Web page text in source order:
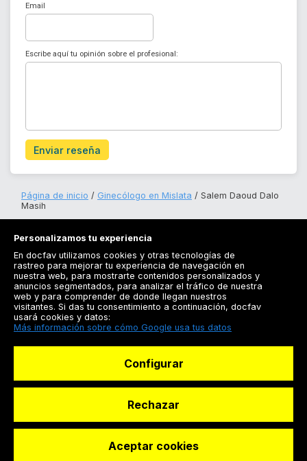
Email
Escribe aquí tu opinión sobre el profesional:
Enviar reseña
Página de inicio Ginecólogo en Mislata
Salem Daoud Dalo
Masih
Registrarse
Docfav
© Dashboard Technologies S.L
Personalizamos tu experiencia
En docfav utilizamos cookies y otras tecnologías de
rastreo para mejorar tu experiencia de navegación en
nuestra web, para mostrarte contenidos personalizados y
anuncios segmentados, para analizar el tráfico de nuestra
web y para comprender de donde llegan nuestros
visitantes. Si das tu consentimiento a continuación, docfav
usará cookies y datos:
Más información sobre cómo Google usa tus datos
Configurar
Rechazar
Aceptar cookies